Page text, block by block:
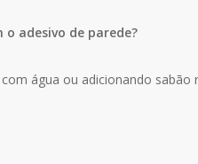
o adesivo de parede?
água ou adicionando sabão